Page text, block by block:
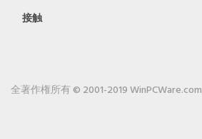
接触
全著作権所有 © 2001-2019 WinPCWare.com